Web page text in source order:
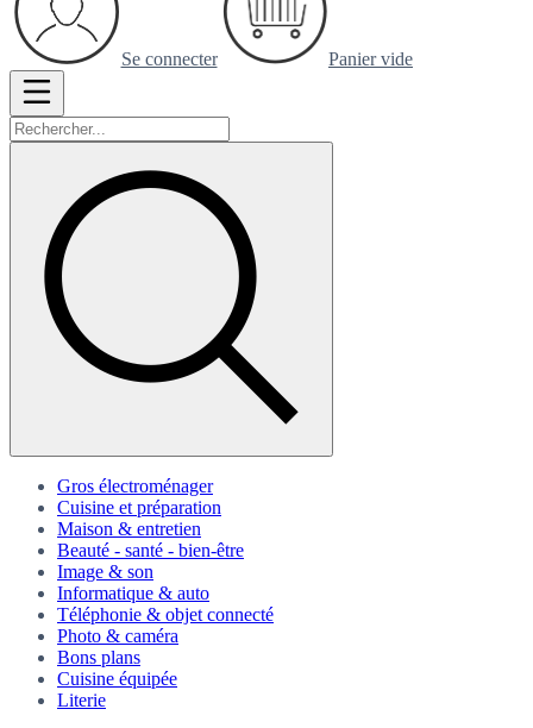
Se connecter Panier vide
Gros électroménager
Cuisine et préparation
Maison & entretien
Beauté - santé - bien-être
Image & son
Informatique & auto
Téléphonie & objet connecté
Photo & caméra
Bons plans
Cuisine équipée
Literie